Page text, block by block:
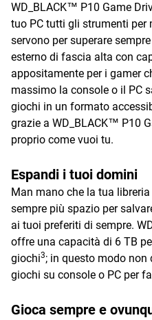
WD_BLACK™ P10 Game
tuo PC tutti gli strumenti per
servono per superare
esterno di fascia alta con
appositamente per i gamer
massimo la console o il PC
giochi in un formato
grazie a WD_BLACK™ P10
proprio come vuoi tu.
Espandi i tuoi domini
Man mano che la tua
sempre più spazio per
ai tuoi preferiti di sempre.
offre una capacità di 6 TB
giochi3; in questo modo
giochi su console o PC per
Gioca sempre e